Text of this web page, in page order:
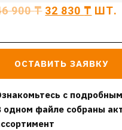
900₸ 32 830 ₸ ШТ.
ОСТАВИТЬ ЗАЯВКУ
с
одном файле собраны